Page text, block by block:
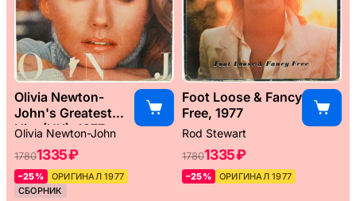
Olivia Newton-
John's Greatest
Hits (UK), 1977
Olivia Newton-John
17801335 ₽
–25%
ОРИГИНАЛ 1977
СБОРНИК
Foot Loose & Fancy
Free, 1977
Rod Stewart
17801335 ₽
–25% ОРИГИНАЛ 1977